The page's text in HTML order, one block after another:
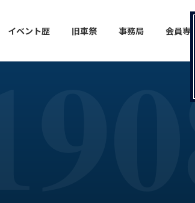
イベント歴 旧車祭 事務局 会員専用